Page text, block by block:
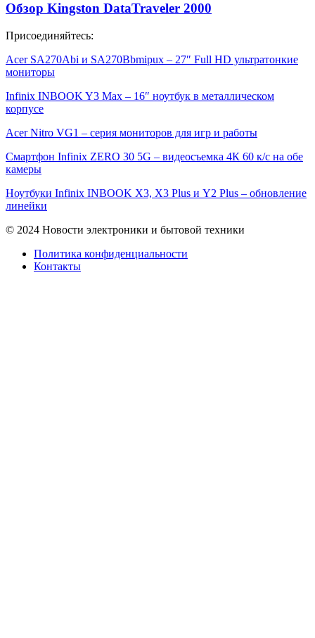
Обзор Kingston DataTraveler 2000
Присоединяйтесь:
Acer SA270Abi и SA270Bbmipux – 27″ Full HD ультратонкие
мониторы
Infinix INBOOK Y3 Max – 16″ ноутбук в металлическом
корпусе
Acer Nitro VG1 – серия мониторов для игр и работы
Смартфон Infinix ZERO 30 5G – видеосъемка 4К 60 к/с на обе
камеры
Ноутбуки Infinix INBOOK X3, X3 Plus и Y2 Plus – обновление
линейки
© 2024 Новости электроники и бытовой техники
Политика конфиденциальности
Контакты